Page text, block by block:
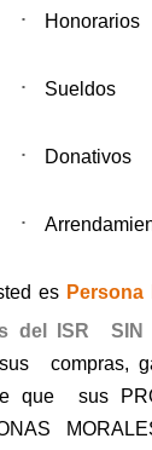
· Honorarios
· Sueldos
· Donativos
·
es Persona
del ISR
SIN
compras,
que
sus